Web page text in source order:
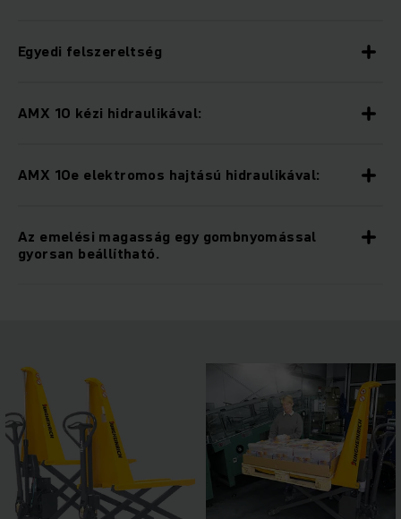
Egyedi felszereltség
AMX 10 kézi hidraulikával:
AMX 10e elektromos hajtású hidraulikával:
Az emelési magasság egy gombnyomással
gyorsan beállítható.